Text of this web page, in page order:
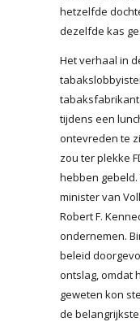
hetzelfde
dezelfde kas
Het verhaal in
tijdens een
ontevreden te
zou ter plekke
hebben
minister van
Robert F.
ondernemen.
beleid
ontslag, omdat
geweten kon
de